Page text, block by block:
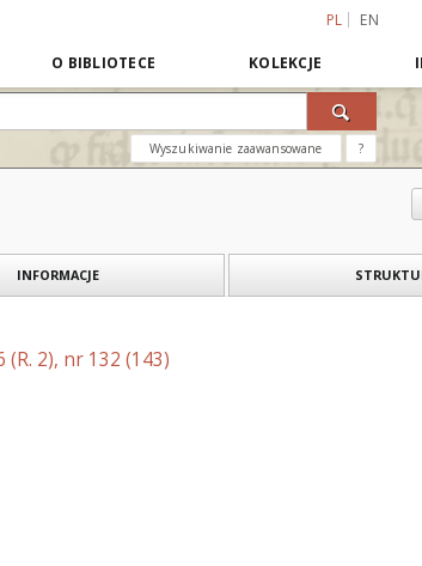
PL EN
O BIBLIOTECE KOLEKCJE
Wyszukiwanie zaawansowane ?
INFORMACJE
2), nr 132 (143)